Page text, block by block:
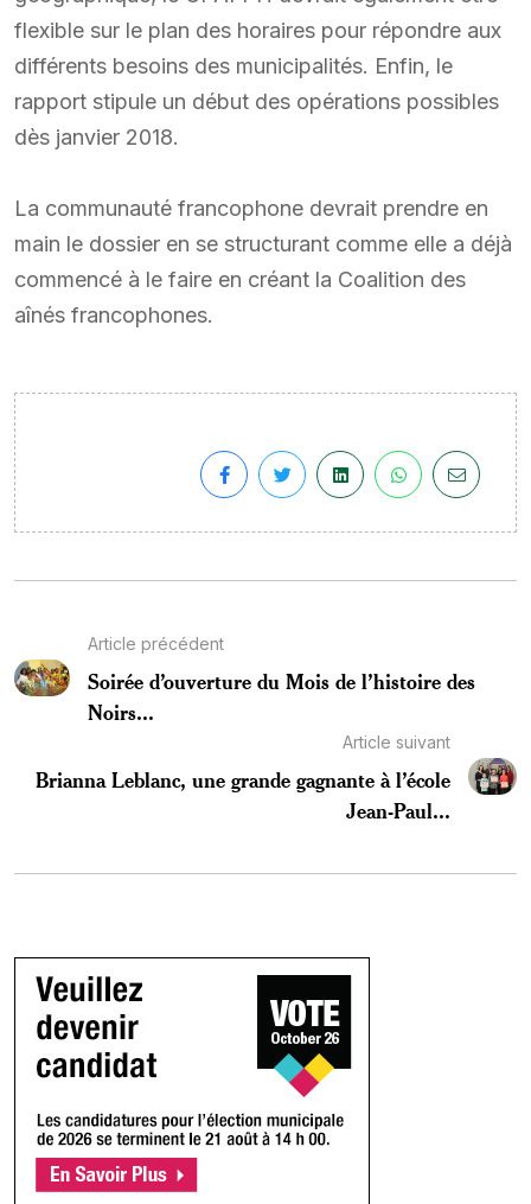
flexible sur le plan des horaires pour répondre aux
différents besoins des municipalités. Enfin, le
rapport stipule un début des opérations possibles
dès janvier 2018.
La communauté francophone devrait prendre en
main le dossier en se structurant comme elle a déjà
commencé à le faire en créant la Coalition des
aînés francophones.
Article précédent
Soirée d’ouverture du Mois de l’histoire des
Noirs...
Article suivant
Brianna Leblanc, une grande gagnante à l’école
Jean-Paul...